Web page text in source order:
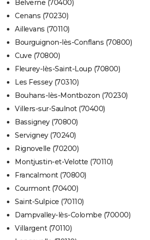
Belverne (70400)
Cenans (70230)
Aillevans (70110)
Bourguignon-lès-Conflans (70800)
Cuve (70800)
Fleurey-lès-Saint-Loup (70800)
Les Fessey (70310)
Bouhans-lès-Montbozon (70230)
Villers-sur-Saulnot (70400)
Bassigney (70800)
Servigney (70240)
Rignovelle (70200)
Montjustin-et-Velotte (70110)
Francalmont (70800)
Courmont (70400)
Saint-Sulpice (70110)
Dampvalley-lès-Colombe (70000)
Villargent (70110)